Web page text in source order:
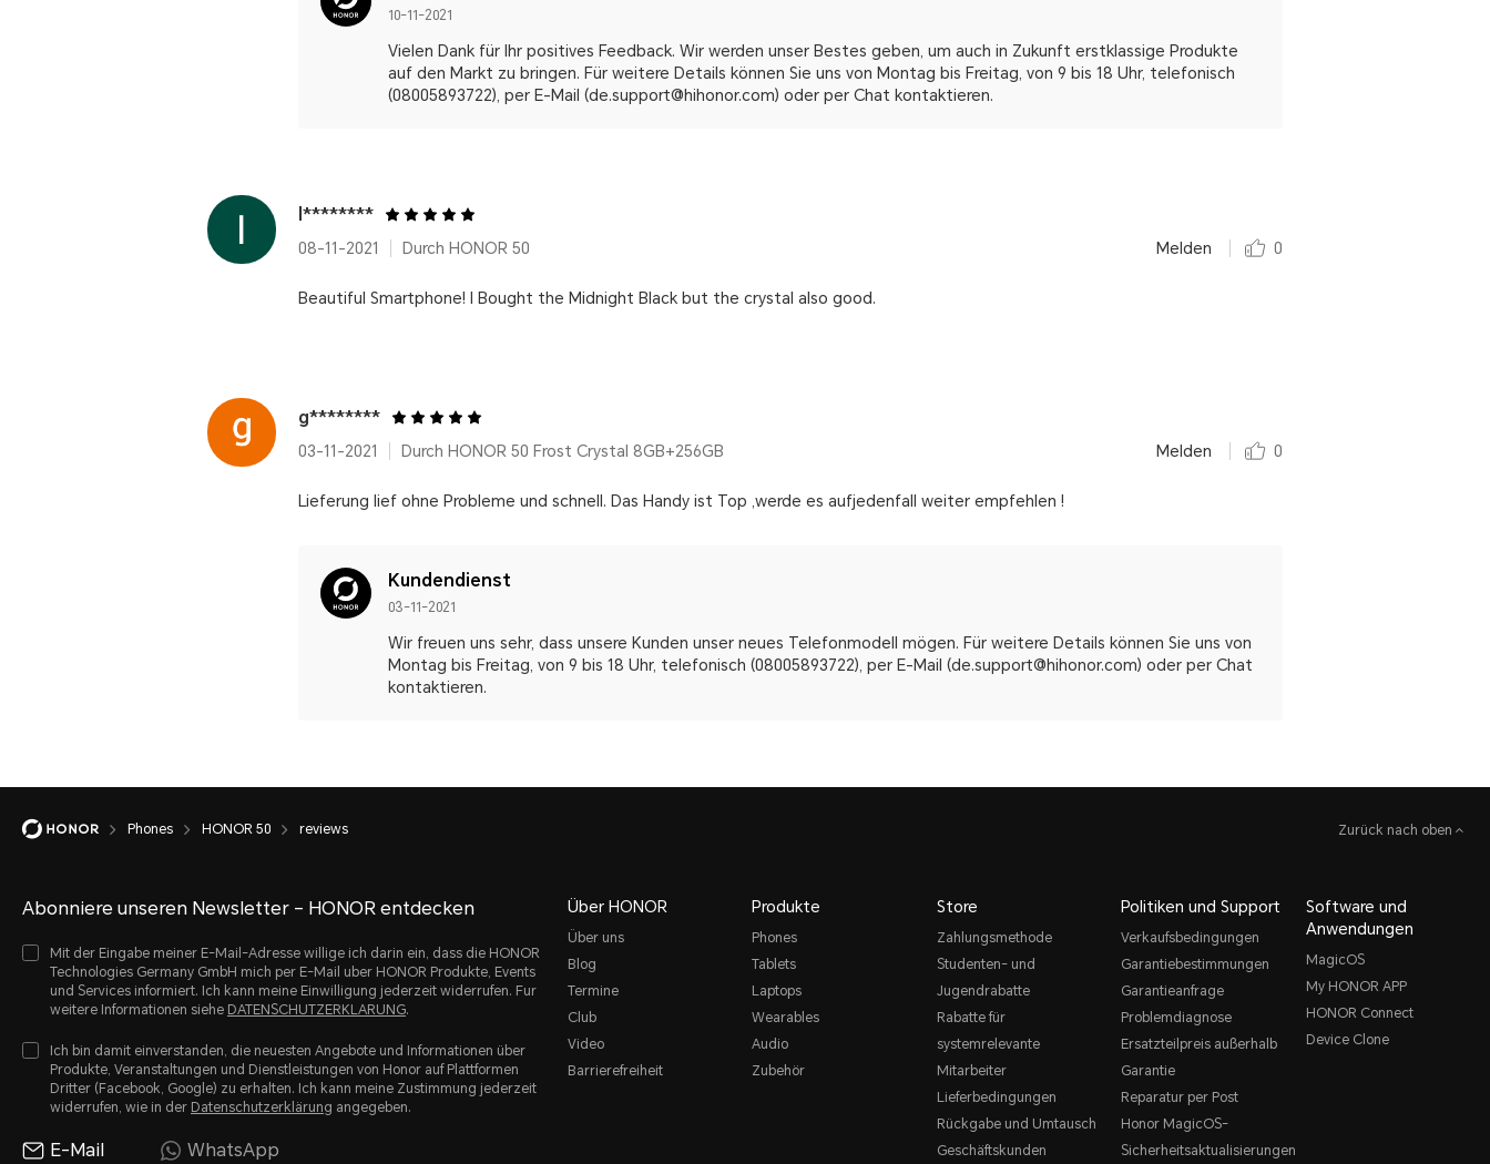
10-11-2021
Vielen Dank für Ihr positives Feedback. Wir werden unser Bestes geben, um auch in Zukunft erstklassige Produkte
auf den Markt zu bringen. Für weitere Details können Sie uns von Montag bis Freitag, von 9 bis 18 Uhr, telefonisch
(08005893722), per E-Mail (de.support@hihonor.com) oder per Chat kontaktieren.
l********
08-11-2021 Durch HONOR 50 Melden 0
Beautiful Smartphone! I Bought the Midnight Black but the crystal also good.
g********
03-11-2021 Durch HONOR 50 Frost Crystal 8GB+256GB Melden 0
Lieferung lief ohne Probleme und schnell. Das Handy ist Top ,werde es aufjedenfall weiter empfehlen !
Kundendienst
03-11-2021
Wir freuen uns sehr, dass unsere Kunden unser neues Telefonmodell mögen. Für weitere Details können Sie uns von
Montag bis Freitag, von 9 bis 18 Uhr, telefonisch (08005893722), per E-Mail (de.support@hihonor.com) oder per Chat
kontaktieren.
Phones HONOR 50 reviews Zurück nach oben
Abonniere unseren Newsletter – HONOR entdecken
Mit der Eingabe meiner E-Mail-Adresse willige ich darin ein, dass die HONOR
Technologies Germany GmbH mich per E-Mail uber HONOR Produkte, Events
und Services informiert. Ich kann meine Einwilligung jederzeit widerrufen. Fur
weitere Informationen siehe DATENSCHUTZERKLARUNG.
Ich bin damit einverstanden, die neuesten Angebote und Informationen über
Produkte, Veranstaltungen und Dienstleistungen von Honor auf Plattformen
Dritter (Facebook, Google) zu erhalten. Ich kann meine Zustimmung jederzeit
widerrufen, wie in der Datenschutzerklärung angegeben.
E-Mail WhatsApp
Über HONOR
Über uns
Blog
Termine
Club
Video
Barrierefreiheit
Produkte
Phones
Tablets
Laptops
Wearables
Audio
Zubehör
Store
Zahlungsmethode
Studenten- und
Jugendrabatte
Rabatte für
systemrelevante
Mitarbeiter
Lieferbedingungen
Rückgabe und Umtausch
Geschäftskunden
Politiken und Support
Verkaufsbedingungen
Garantiebestimmungen
Garantieanfrage
Problemdiagnose
Ersatzteilpreis außerhalb
Garantie
Reparatur per Post
Honor MagicOS-
Sicherheitsaktualisierungen
Software und
Anwendungen
MagicOS
My HONOR APP
HONOR Connect
Device Clone